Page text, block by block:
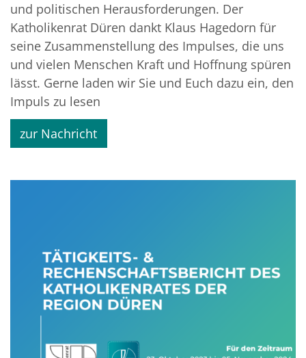
und politischen Herausforderungen. Der
Katholikenrat Düren dankt Klaus Hagedorn für
seine Zusammenstellung des Impulses, die uns
und vielen Menschen Kraft und Hoffnung spüren
lässt. Gerne laden wir Sie und Euch dazu ein, den
Impuls zu lesen
zur Nachricht